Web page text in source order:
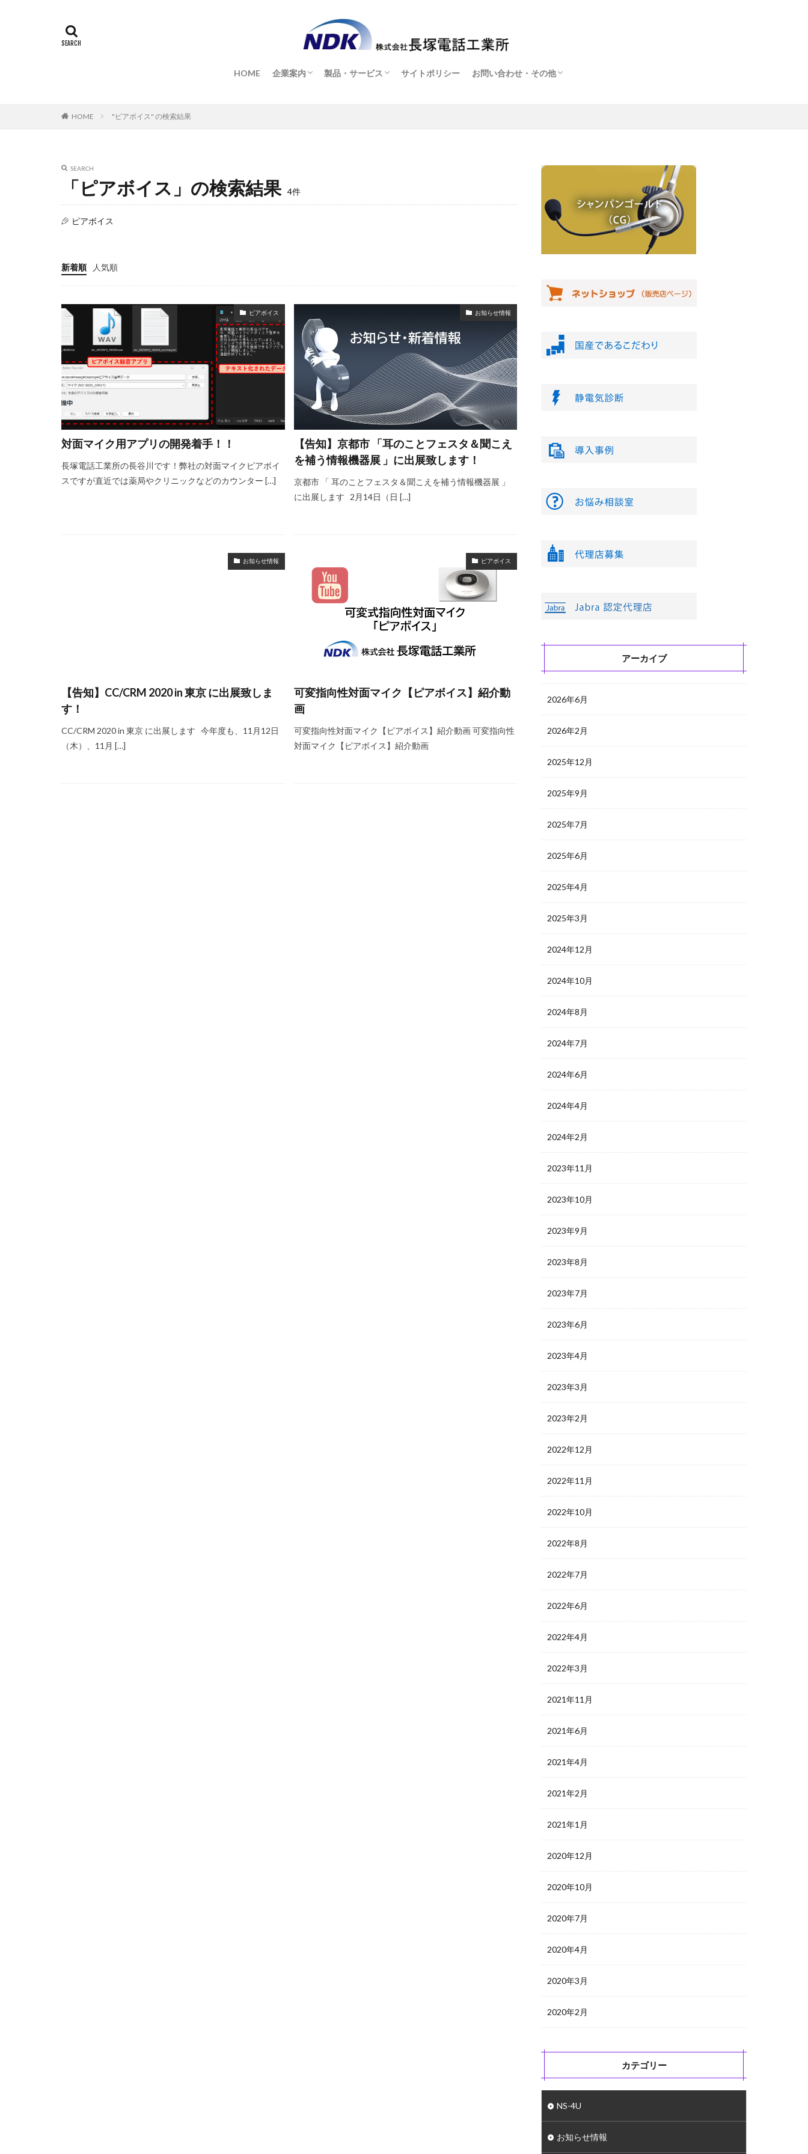
HOME 企業案内 製品・サービス サイトポリシー お問い合わせ・その他
HOME "ピアボイス" の検索結果
SEARCH
「ピアボイス」の検索結果 4件
ピアボイス
新着順 人気順
ピアボイス
対面マイク用アプリの開発着手！！
長塚電話工業所の長谷川です！弊社の対面マイクピアボイ
スですが直近では薬局やクリニックなどのカウンター […]
お知らせ情報
【告知】京都市 「耳のことフェスタ＆聞こえ
を補う情報機器展 」に出展致します！
京都市 「 耳のことフェスタ＆聞こえを補う情報機器展 」
に出展します 2月14日（日 […]
お知らせ情報
【告知】CC/CRM 2020 in 東京 に出展致しま
す！
CC/CRM 2020 in 東京 に出展します 今年度も、11月12日
（木）、11月 […]
ピアボイス
可変指向性対面マイク【ピアボイス】紹介動
画
可変指向性対面マイク【ピアボイス】紹介動画 可変指向性
対面マイク【ピアボイス】紹介動画
アーカイブ
2026年6月
2026年2月
2025年12月
2025年9月
2025年7月
2025年6月
2025年4月
2025年3月
2024年12月
2024年10月
2024年8月
2024年7月
2024年6月
2024年4月
2024年2月
2023年11月
2023年10月
2023年9月
2023年8月
2023年7月
2023年6月
2023年4月
2023年3月
2023年2月
2022年12月
2022年11月
2022年10月
2022年8月
2022年7月
2022年6月
2022年4月
2022年3月
2021年11月
2021年6月
2021年4月
2021年2月
2021年1月
2020年12月
2020年10月
2020年7月
2020年4月
2020年3月
2020年2月
カテゴリー
NS-4U
お知らせ情報